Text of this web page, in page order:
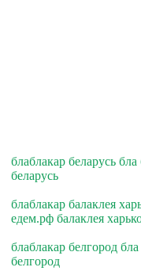
блаблакар беларусь
беларусь
блаблакар балаклея
едем.рф балаклея
блаблакар белгород
белгород